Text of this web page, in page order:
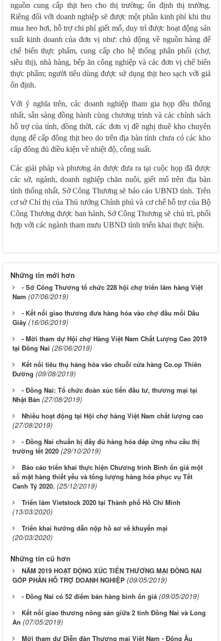
nguồn cung cấp thịt heo cho thị trường; ổn định thị trường.
Riêng đối với doanh nghiệp sẽ được một phần kinh phí khi thu
mua heo hơi, hỗ trợ chi phí giết mổ, duy trì được hoạt động sản
xuất kinh doanh của đơn vị như: chủ động về nguồn hàng để
chế biến thực phẩm, cung cấp cho hệ thống phân phối (chợ,
siêu thị), nhà hàng, bếp ăn công nghiệp và các đơn vị chế biến
thực phẩm; người tiêu dùng được sử dụng thịt heo sạch với giá
ổn định.
Với ý nghĩa trên, các doanh nghiệp tham gia họp đều thống
nhất, sẵn sàng đồng hành cùng chương trình và các chính sách
hỗ trợ của tỉnh, đồng thời, các đơn vị đề nghị thuê kho chuyên
dụng để cấp đông thịt heo do trên địa bàn tỉnh chưa có các kho
cấp đông đủ điều kiện về nhiệt độ, công suất.
Các giải pháp và phương án được đưa ra tại cuộc họp đã được
các sở, ngành, doanh nghiệp chăn nuôi, giết mổ trên địa bàn
tỉnh thống nhất, Sở Công Thương sẽ báo cáo UBND tỉnh. Trên
cơ sở Chỉ thị của Thủ tưởng Chính phủ và cơ chế hỗ trợ của Bộ
Công Thương được ban hành, Sở Công Thương sẽ chủ trì, phối
hợp với các ngành tham mưu UBND tỉnh triển khai thực hiện.
Những tin mới hơn
- Sở Công Thương tổ chức 228 hội chợ triển lãm hàng Việt
Nam (07/06/2019)
- Kết nối giao thương đưa hàng hóa vào chợ đầu mối Dầu
Giây (16/06/2019)
- Mời tham dự Hội chợ Hàng Việt Nam Chất Lượng Cao 2019
tại Đồng Nai (26/06/2019)
Kết nối tiêu thụ hàng hóa vào chuỗi cửa hàng Co.op Thiên
Đường (09/08/2019)
- Đồng Nai: Tổ chức đoàn xúc tiến đầu tư, thương mại tại
Nhật Bản (27/08/2019)
Nhiều hoạt động tại Hội chợ hàng Việt Nam chất lượng cao
(27/08/2019)
- Đồng Nai chuẩn bị đầy đủ hàng hóa đáp ứng nhu cầu thị
trường tết 2020 (29/10/2019)
Báo cáo triển khai thực hiện Chương trình Bình ổn giá một
số mặt hàng thiết yếu và tổng lượng hàng hóa phục vụ Tết
Canh Tý 2020. (25/12/2019)
Triển lãm Vietstock 2020 tại Thành phố Hồ Chí Minh
(13/03/2020)
Triển khai hướng dẫn nộp hồ sơ về khuyến mại
(20/03/2020)
Những tin cũ hơn
NĂM 2019 HOẠT ĐỘNG XÚC TIẾN THƯƠNG MẠI ĐỒNG NAI
GÓP PHẦN HỖ TRỢ DOANH NGHIỆP (09/05/2019)
- Đồng Nai có 52 điểm bán hàng bình ổn giá (09/05/2019)
Kết nối giao thương nông sản giữa 2 tỉnh Đồng Nai và Long
An (07/05/2019)
Mời tham dự Diễn đàn Thương mại Việt Nam - Đông Âu